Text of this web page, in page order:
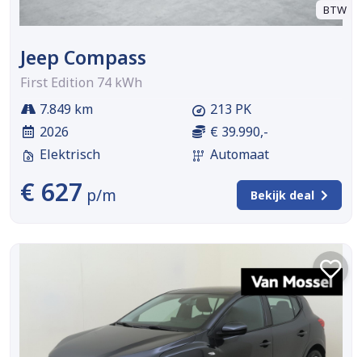
BTW
Jeep Compass
First Edition 74 kWh
7.849 km
2026
Elektrisch
213 PK
€ 39.990,-
Automaat
€ 627 p/m Bekijk deal